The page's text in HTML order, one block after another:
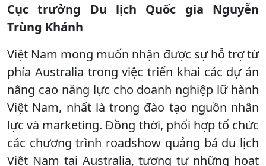
Cục trưởng Du lịch Quốc gia Nguyễn
Trùng Khánh
Việt Nam mong muốn nhận được sự hỗ trợ từ
phía Australia trong việc triển khai các dự án
nâng cao năng lực cho doanh nghiệp lữ hành
Việt Nam, nhất là trong đào tạo nguồn nhân
lực và marketing. Đồng thời, phối hợp tổ chức
các chương trình roadshow quảng bá du lịch
Việt Nam tại Australia, tương tự những hoạt